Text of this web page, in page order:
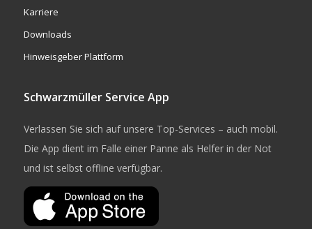
Karriere
Downloads
Hinweisgeber Plattform
Schwarzmüller Service App
Verlassen Sie sich auf unsere Top-Services – auch mobil.
Die App dient im Falle einer Panne als Helfer in der Not
und ist selbst offline verfügbar.